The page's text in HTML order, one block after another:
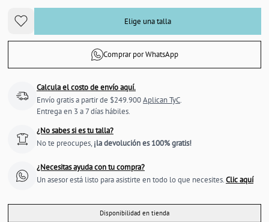
Elige una talla
Comprar por WhatsApp
Calcula el costo de envío aquí.
Envío gratis a partir de $249.900Aplican TyC.
Entrega en 3 a 7 días hábiles.
¿No sabes si es tu talla?
No te preocupes, ¡la devolución es 100% gratis!
¿Necesitas ayuda con tu compra?
Un asesor está listo para asistirte en todo lo que necesites.Clic aquí
Disponibilidad en tienda